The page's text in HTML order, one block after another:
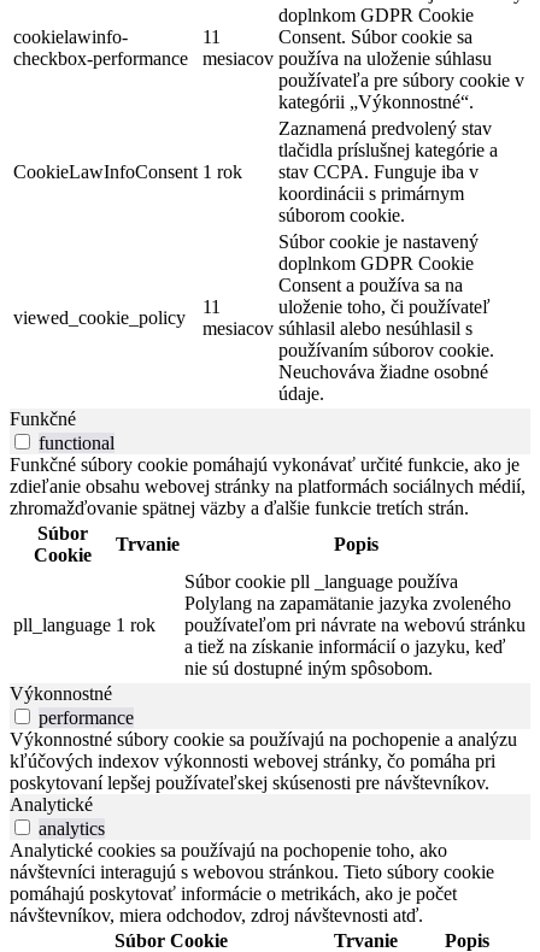
cookielawinfo-
checkbox-performance
11
mesiacov
doplnkom GDPR Cookie
Consent. Súbor cookie sa
používa na uloženie súhlasu
používateľa pre súbory cookie v
kategórii „Výkonnostné“.
CookieLawInfoConsent 1 rok
Zaznamená predvolený stav
tlačidla príslušnej kategórie a
stav CCPA. Funguje iba v
koordinácii s primárnym
súborom cookie.
viewed_cookie_policy
11
mesiacov
Súbor cookie je nastavený
doplnkom GDPR Cookie
Consent a používa sa na
uloženie toho, či používateľ
súhlasil alebo nesúhlasil s
používaním súborov cookie.
Neuchováva žiadne osobné
údaje.
Funkčné
functional
Funkčné súbory cookie pomáhajú vykonávať určité funkcie, ako je
zdieľanie obsahu webovej stránky na platformách sociálnych médií,
zhromažďovanie spätnej väzby a ďalšie funkcie tretích strán.
Súbor
Cookie
Trvanie Popis
pll_language 1 rok
Súbor cookie pll _language používa
Polylang na zapamätanie jazyka zvoleného
používateľom pri návrate na webovú stránku
a tiež na získanie informácií o jazyku, keď
nie sú dostupné iným spôsobom.
Výkonnostné
performance
Výkonnostné súbory cookie sa používajú na pochopenie a analýzu
kľúčových indexov výkonnosti webovej stránky, čo pomáha pri
poskytovaní lepšej používateľskej skúsenosti pre návštevníkov.
Analytické
analytics
Analytické cookies sa používajú na pochopenie toho, ako
návštevníci interagujú s webovou stránkou. Tieto súbory cookie
pomáhajú poskytovať informácie o metrikách, ako je počet
návštevníkov, miera odchodov, zdroj návštevnosti atď.
Súbor Cookie
Trvanie Popis